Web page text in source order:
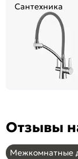
Сантехника
Отзывы
Межкомнатные